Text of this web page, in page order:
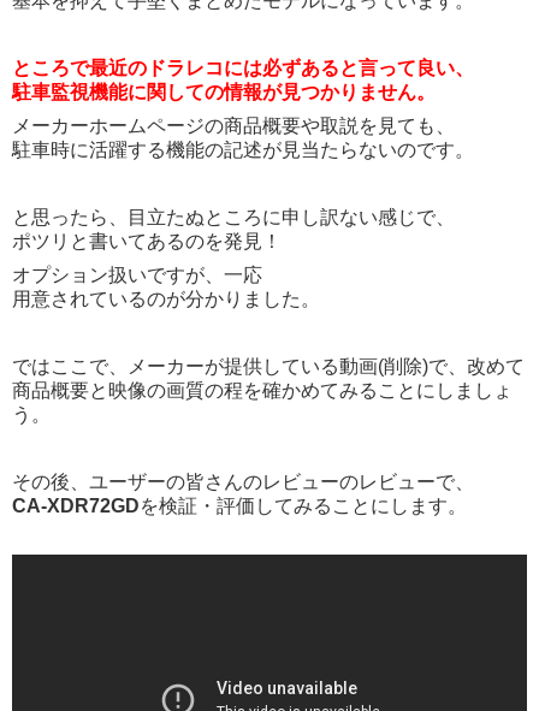
ところで最近のドラレコには必ずあると言って良い、
駐車監視機能に関しての情報が見つかりません。
メーカーホームページの商品概要や取説を見ても、
駐車時に活躍する機能の記述が見当たらないのです。
と思ったら、目立たぬところに申し訳ない感じで、
ポツリと書いてあるのを発見！
オプション扱いですが、一応
用意されているのが分かりました。
ではここで、メーカーが提供している動画(削除)で、改めて
商品概要と映像の画質の程を確かめてみることにしましょ
う。
その後、ユーザーの皆さんのレビューのレビューで、
CA-XDR72GDを検証・評価してみることにします。